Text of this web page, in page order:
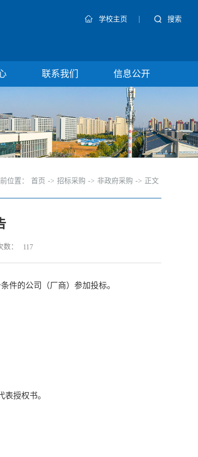
学校主页 | 搜索
联系我们 信息公开
位置： 首页 -> 招标采购 -> 非政府采购 -> 正文
： 117
件的公司（厂商）参加投标。
授权书。